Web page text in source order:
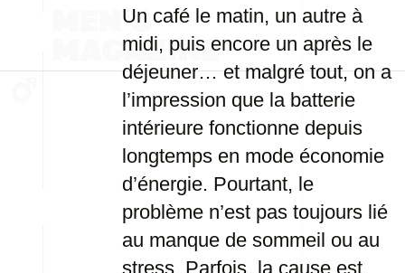
Un café le matin, un autre à
midi, puis encore un après le
déjeuner… et malgré tout, on a
l’impression que la batterie
intérieure fonctionne depuis
longtemps en mode économie
d’énergie. Pourtant, le
problème n’est pas toujours lié
au manque de sommeil ou au
stress. Parfois, la cause est